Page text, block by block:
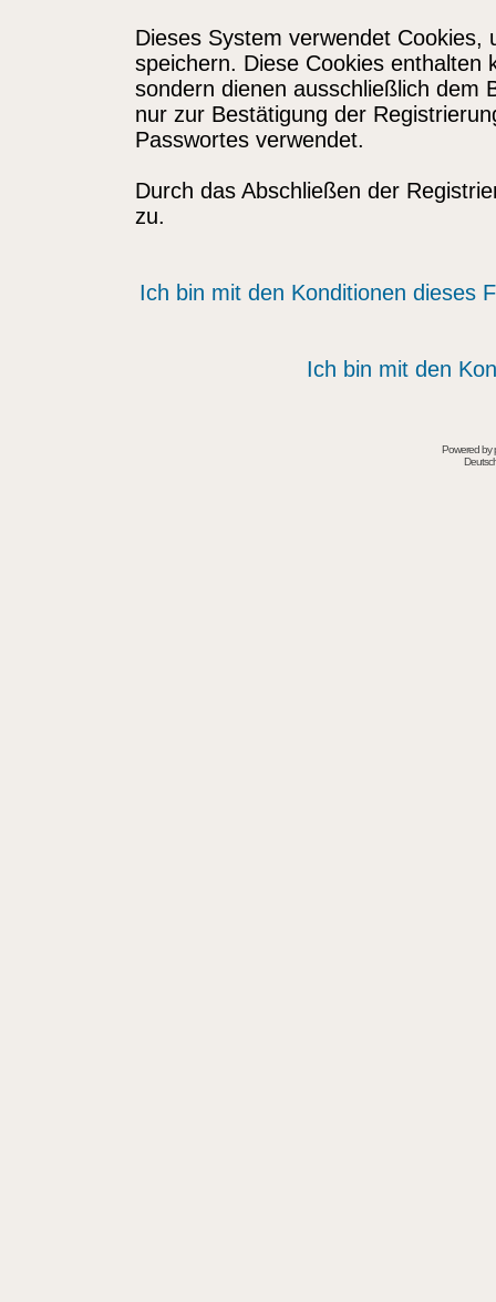
Dieses System verwendet
speichern. Diese Cookies enthalten
sondern dienen ausschließlich dem
nur zur Bestätigung der
Passwortes verwendet.
Durch das Abschließen der
zu.
Ich bin mit den Konditionen dieses
Ich bin mit den
Powered by